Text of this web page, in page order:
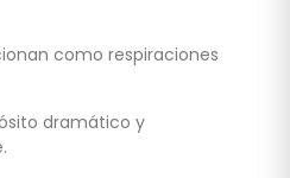
como respiraciones
dramático y